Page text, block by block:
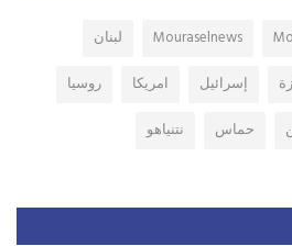
Mouraselnews
لبنان
إسرائيل امريكا
روسيا
حماس نتنياهو